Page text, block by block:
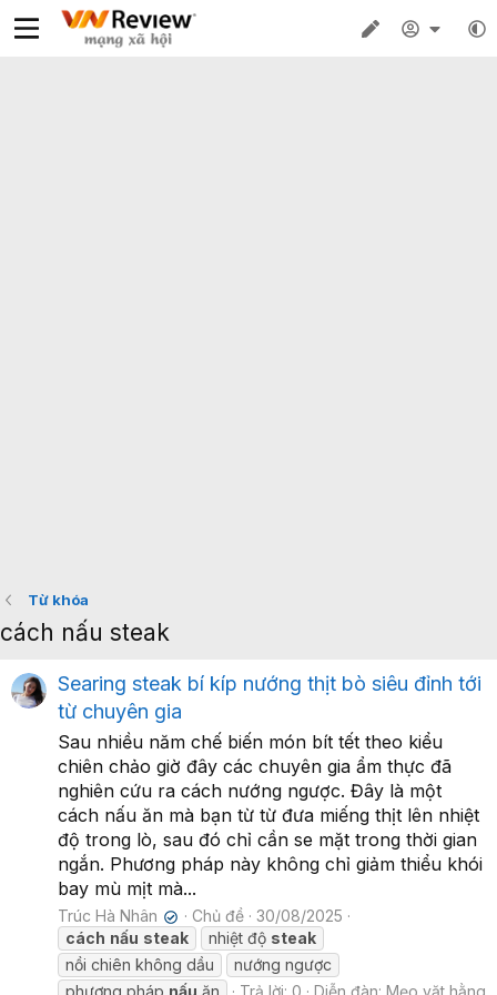
Từ khóa
cách nấu steak
Searing steak bí kíp nướng thịt bò siêu đỉnh tới
từ chuyên gia
Sau nhiều năm chế biến món bít tết theo kiểu
chiên chảo giờ đây các chuyên gia ẩm thực đã
nghiên cứu ra cách nướng ngược. Đây là một
cách nấu ăn mà bạn từ từ đưa miếng thịt lên nhiệt
độ trong lò, sau đó chỉ cần se mặt trong thời gian
ngắn. Phương pháp này không chỉ giảm thiểu khói
bay mù mịt mà...
Trúc Hà Nhân ✔ Chủ đề
30/08/2025
cách nấu steak nhiệt độ steak
nồi chiên không dầu
nướng ngược